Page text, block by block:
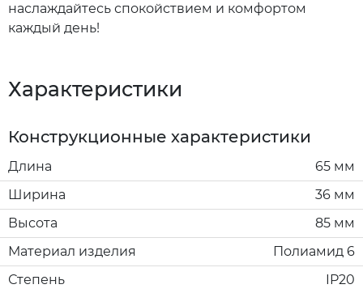
наслаждайтесь спокойствием и комфортом
каждый день!
Характеристики
Конструкционные характеристики
Длина
65 мм
Ширина
36 мм
Высота
85 мм
Материал изделия
Полиамид 6
Степень
IP20